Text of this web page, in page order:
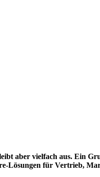
aber vielfach aus. Ein
Lösungen für Vertrieb,